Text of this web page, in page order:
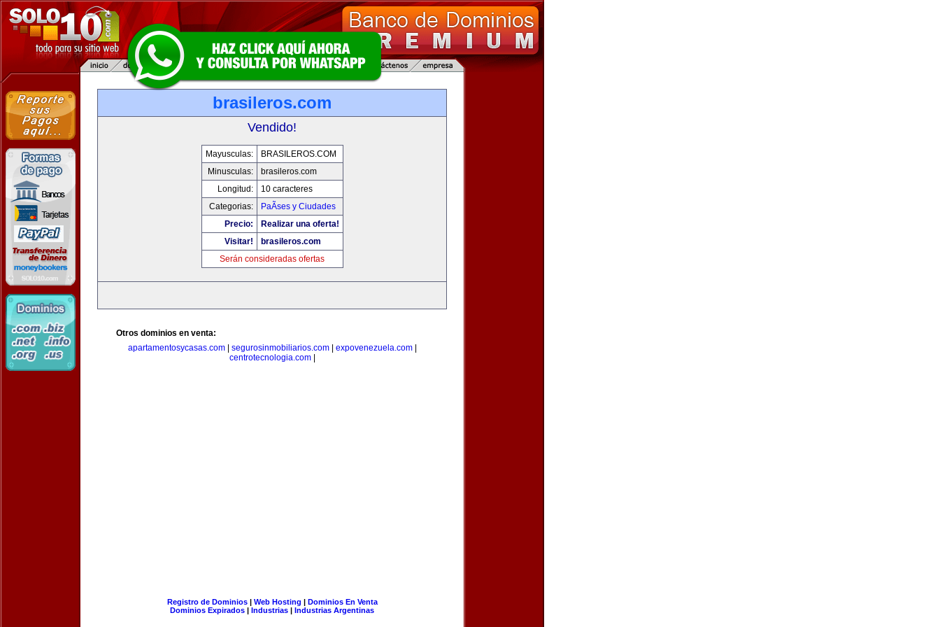
brasileros.com
Vendido!
Mayusculas:
BRASILEROS.COM
Minusculas:
brasileros.com
Longitud:
10 caracteres
Categorias:
PaÃ­ses y Ciudades
Precio:
Realizar una oferta!
Visitar!
brasileros.com
Serán consideradas ofertas
Otros dominios en venta:
apartamentosycasas.com| segurosinmobiliarios.com| expovenezuela.com|
centrotecnologia.com|
Registro de Dominios| Web Hosting | Dominios En Venta
Dominios Expirados | Industrias | Industrias Argentinas